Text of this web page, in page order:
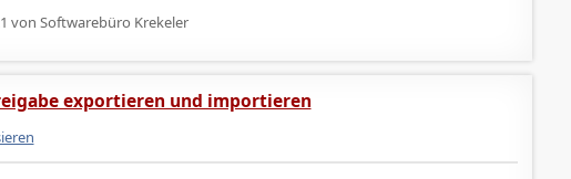
von Softwarebüro Krekeler
exportieren und importieren